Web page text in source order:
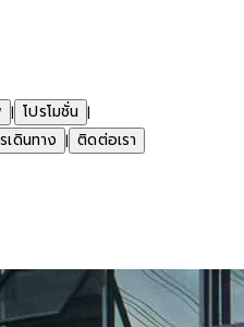
| โปรโมชั่น |
เดินทาง | ติดต่อเรา